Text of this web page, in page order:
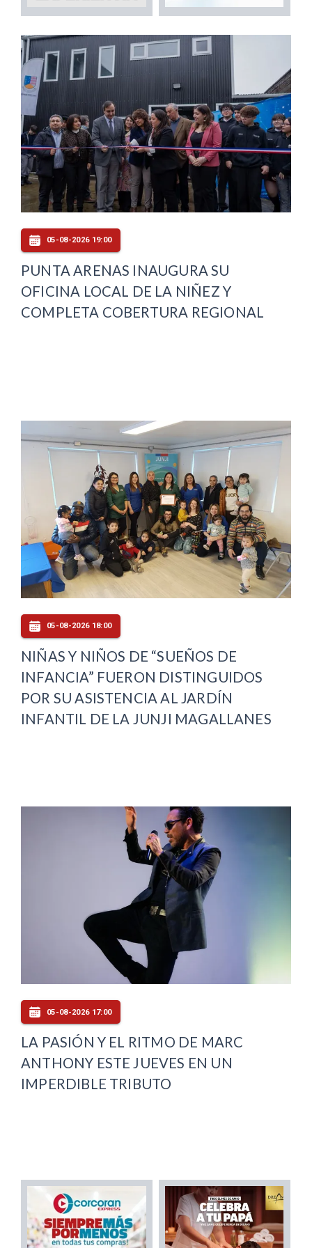
05-08-2026 19:00
PUNTA ARENAS INAUGURA SU
OFICINA LOCAL DE LA NIÑEZ Y
COMPLETA COBERTURA REGIONAL
05-08-2026 18:00
NIÑAS Y NIÑOS DE “SUEÑOS DE
INFANCIA” FUERON DISTINGUIDOS
POR SU ASISTENCIA AL JARDÍN
INFANTIL DE LA JUNJI MAGALLANES
05-08-2026 17:00
LA PASIÓN Y EL RITMO DE MARC
ANTHONY ESTE JUEVES EN UN
IMPERDIBLE TRIBUTO